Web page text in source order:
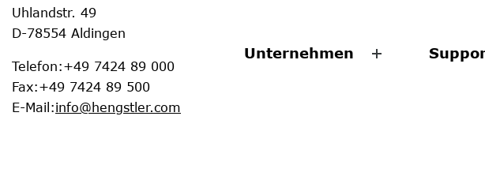
Uhlandstr. 49
D-78554 Aldingen
Telefon:+49 7424 89 000
Fax:+49 7424 89 500
E-Mail :info@hengstler.com
Unternehmen